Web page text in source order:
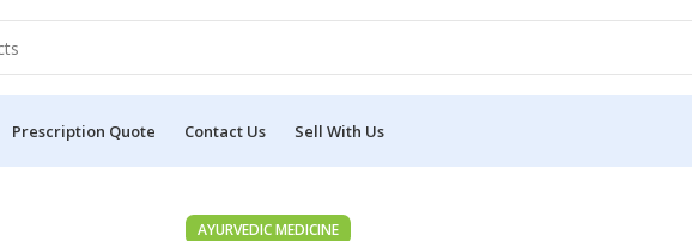
Prescription Quote Contact Us Sell With Us
AYURVEDIC MEDICINE